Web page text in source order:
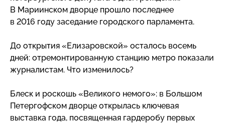
В Мариинском дворце прошло последнее
в 2016 году заседание городского парламента.
До открытия «Елизаровской» осталось восемь
дней: отремонтированную станцию метро показали
журналистам. Что изменилось?
Блеск и роскошь «Великого немого»: в Большом
Петергофском дворце открылась ключевая
выставка года, посвященная гардеробу первых